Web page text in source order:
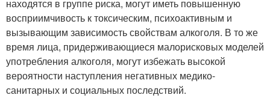
находятся в группе риска, могут иметь повышенную
восприимчивость к токсическим, психоактивным и
вызывающим зависимость свойствам алкоголя. В то же
время лица, придерживающиеся малорисковых моделей
употребления алкоголя, могут избежать высокой
вероятности наступления негативных медико-
санитарных и социальных последствий.